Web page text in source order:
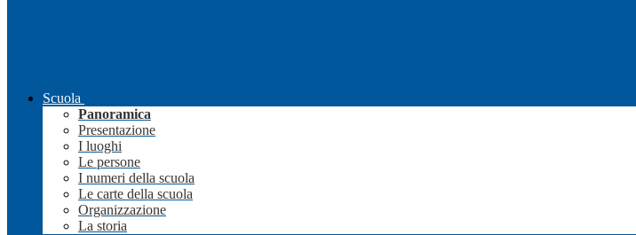
Scuola
Panoramica
Presentazione
I luoghi
Le persone
I numeri della scuola
Le carte della scuola
Organizzazione
La storia